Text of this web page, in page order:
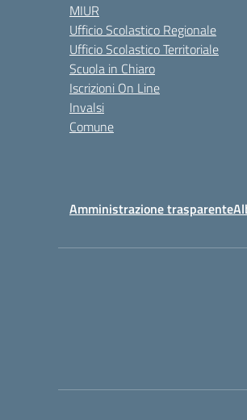
MIUR
Ufficio Scolastico Regionale
Ufficio Scolastico Territoriale
Scuola in Chiaro
Iscrizioni On Line
Invalsi
Comune
Amministrazione trasparente